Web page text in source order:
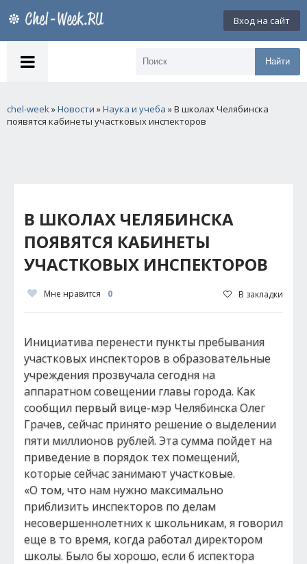
Вход на сайт
Найти
chel-week»Новости »Наука и учеба » В школах Челябинска
появятся кабинеты участковых инспекторов
В ШКОЛАХ ЧЕЛЯБИНСКА
ПОЯВЯТСЯ КАБИНЕТЫ
УЧАСТКОВЫХ ИНСПЕКТОРОВ
Мне нравится 0 В закладки
Инициатива перенести пункты пребывания
участковых инспекторов в образовательные
учреждения прозвучала сегодня на
аппаратном совещении главы города. Как
сообщил первый вице-мэр Челябинска Олег
Грачев, сейчас принято решение о выделении
пяти миллионов рублей. Эта сумма пойдет на
приведение в порядок тех помещений,
которые сейчас занимают участковые.
«О том, что нам нужно максимально
приблизить инспекторов по делам
несовершеннолетних к школьникам, я говорил
еще в то время, когда работал директором
школы. Было бы хорошо, если б испектора